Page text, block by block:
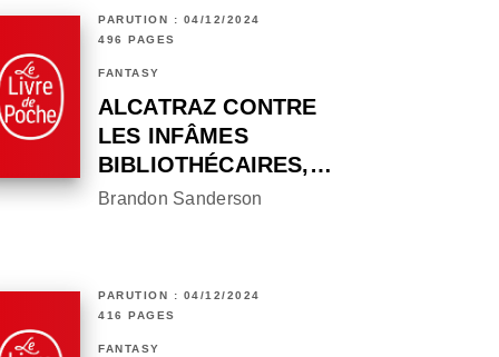
PARUTION : 04/12/2024
496 PAGES
FANTASY
ALCATRAZ CONTRE
LES INFÂMES
BIBLIOTHÉCAIRES,…
Brandon Sanderson
PARUTION : 04/12/2024
416 PAGES
FANTASY